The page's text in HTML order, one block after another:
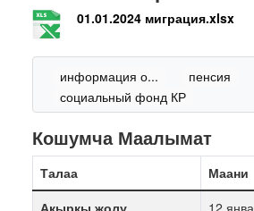
01.01.2024 миграция.xlsx
информация о...
пенсия
социальный фонд КР
Кошумча Маалымат
Талаа
Маани
Акыркы жолу
12